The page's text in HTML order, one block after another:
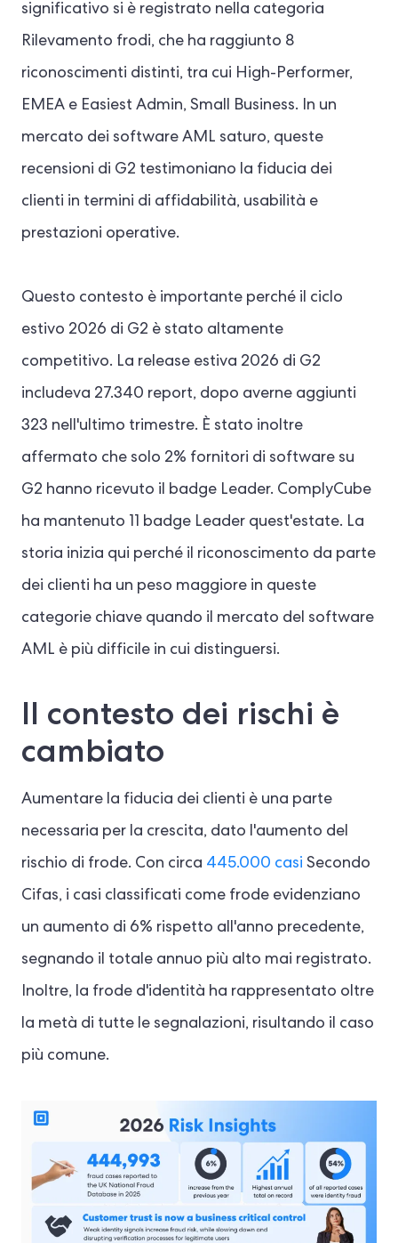
significativo si è registrato nella categoria
Rilevamento frodi, che ha raggiunto 8
riconoscimenti distinti, tra cui High-Performer,
EMEA e Easiest Admin, Small Business. In un
mercato dei software AML saturo, queste
recensioni di G2 testimoniano la fiducia dei
clienti in termini di affidabilità, usabilità e
prestazioni operative.
Questo contesto è importante perché il ciclo
estivo 2026 di G2 è stato altamente
competitivo. La release estiva 2026 di G2
includeva 27.340 report, dopo averne aggiunti
323 nell'ultimo trimestre. È stato inoltre
affermato che solo 2% fornitori di software su
G2 hanno ricevuto il badge Leader. ComplyCube
ha mantenuto 11 badge Leader quest'estate. La
storia inizia qui perché il riconoscimento da parte
dei clienti ha un peso maggiore in queste
categorie chiave quando il mercato del software
AML è più difficile in cui distinguersi.
Il contesto dei rischi è
cambiato
Aumentare la fiducia dei clienti è una parte
necessaria per la crescita, dato l'aumento del
rischio di frode. Con circa 445.000 casi Secondo
Cifas, i casi classificati come frode evidenziano
un aumento di 6% rispetto all'anno precedente,
segnando il totale annuo più alto mai registrato.
Inoltre, la frode d'identità ha rappresentato oltre
la metà di tutte le segnalazioni, risultando il caso
più comune.